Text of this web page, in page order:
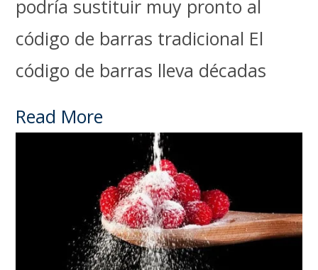
podría sustituir muy pronto al
código de barras tradicional El
código de barras lleva décadas
Read More